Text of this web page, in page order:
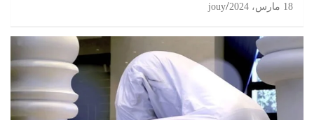
18 مارس، 2024 jouy